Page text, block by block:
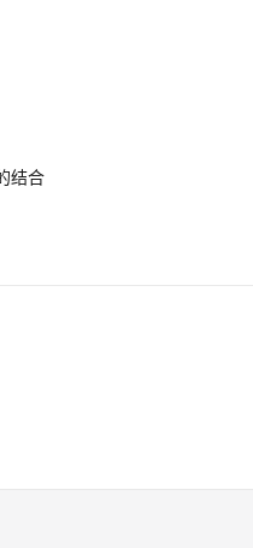
结合